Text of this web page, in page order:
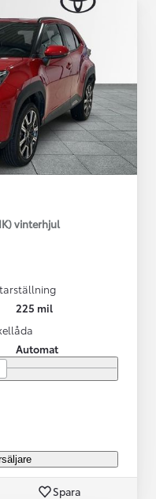
vinterhjul
225 mil
Automat
Spara